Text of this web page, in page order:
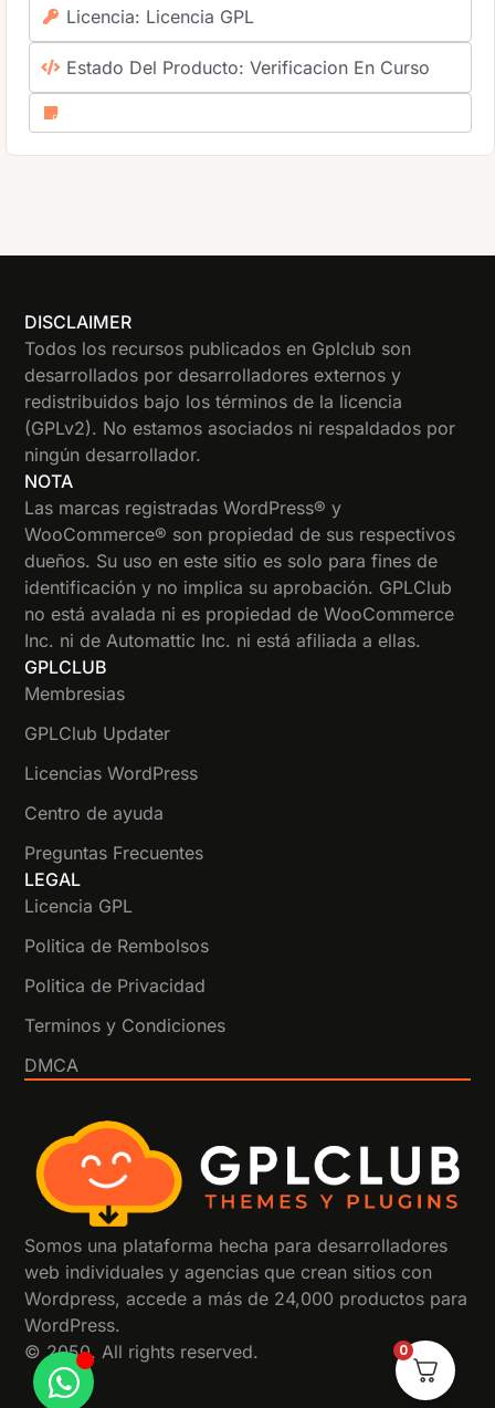
Licencia: Licencia GPL
Estado Del Producto: Verificacion En Curso
DISCLAIMER
Todos los recursos publicados en Gplclub son
desarrollados por desarrolladores externos y
redistribuidos bajo los términos de la licencia
(GPLv2). No estamos asociados ni respaldados por
ningún desarrollador.
NOTA
Las marcas registradas WordPress® y
WooCommerce® son propiedad de sus respectivos
dueños. Su uso en este sitio es solo para fines de
identificación y no implica su aprobación. GPLClub
no está avalada ni es propiedad de WooCommerce
Inc. ni de Automattic Inc. ni está afiliada a ellas.
GPLCLUB
Membresias
GPLClub Updater
Licencias WordPress
Centro de ayuda
Preguntas Frecuentes
LEGAL
Licencia GPL
Politica de Rembolsos
Politica de Privacidad
Terminos y Condiciones
DMCA
Somos una plataforma hecha para desarrolladores
web individuales y agencias que crean sitios con
Wordpress, accede a más de 24,000 productos para
WordPress.
© 2050. All rights reserved.
0